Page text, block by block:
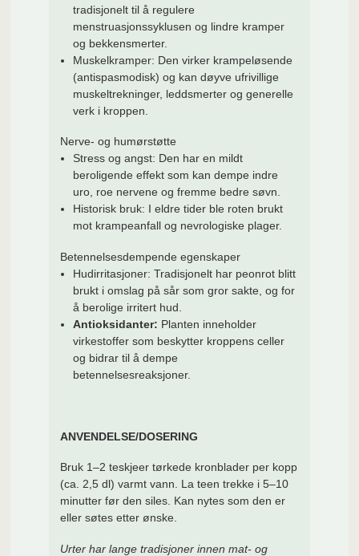
tradisjonelt til å regulere
menstruasjonssyklusen og lindre kramper
og bekkensmerter.
Muskelkramper: Den virker krampeløsende
(antispasmodisk) og kan døyve ufrivillige
muskeltrekninger, leddsmerter og generelle
verk i kroppen.
Nerve- og humørstøtte
Stress og angst: Den har en mildt
beroligende effekt som kan dempe indre
uro, roe nervene og fremme bedre søvn.
Historisk bruk: I eldre tider ble roten brukt
mot krampeanfall og nevrologiske plager.
Betennelsesdempende egenskaper
Hudirritasjoner: Tradisjonelt har peonrot blitt
brukt i omslag på sår som gror sakte, og for
å berolige irritert hud.
Antioksidanter: Planten inneholder
virkestoffer som beskytter kroppens celler
og bidrar til å dempe
betennelsesreaksjoner.
ANVENDELSE/DOSERING
Bruk 1–2 teskjeer tørkede kronblader per kopp
(ca. 2,5 dl) varmt vann. La teen trekke i 5–10
minutter før den siles. Kan nytes som den er
eller søtes etter ønske.
Urter har lange tradisjoner innen mat- og